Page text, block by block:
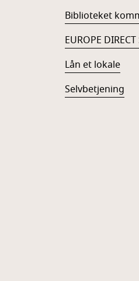
Biblioteket
EUROPE
Lån et lokale
Selvbetjening